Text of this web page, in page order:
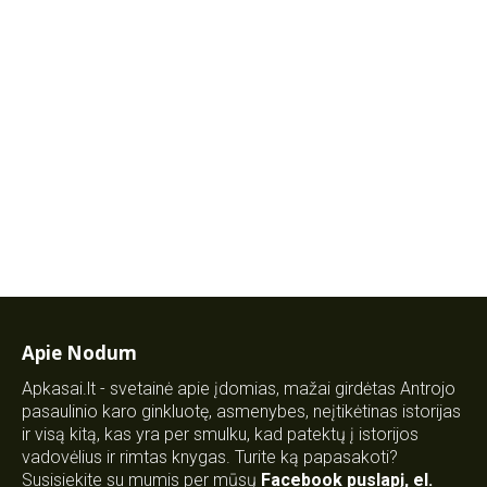
Apie Nodum
Apkasai.lt - svetainė apie įdomias, mažai girdėtas Antrojo
pasaulinio karo ginkluotę, asmenybes, neįtikėtinas istorijas
ir visą kitą, kas yra per smulku, kad patektų į istorijos
vadovėlius ir rimtas knygas. Turite ką papasakoti?
Susisiekite su mumis per mūsų Facebook puslapį, el.